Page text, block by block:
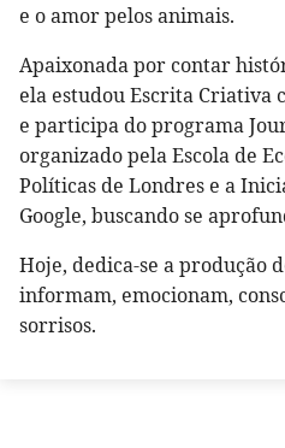
e o amor pelos animais.
Apaixonada por contar
ela estudou Escrita Criativa
e participa do programa
organizado pela Escola de
Políticas de Londres e a
Google, buscando se
Hoje, dedica-se a produção
informam, emocionam,
sorrisos.